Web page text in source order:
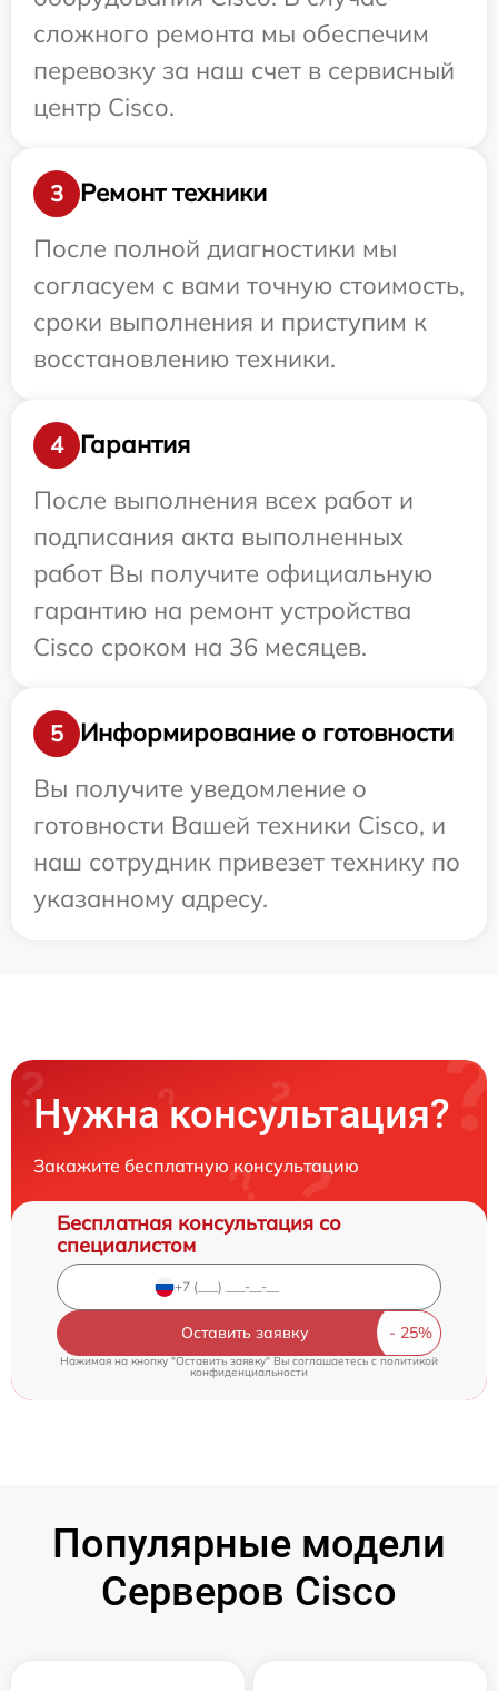
сложного ремонта мы обеспечим
перевозку за наш счет в сервисный
центр Cisco.
3
Ремонт техники
После полной диагностики мы
согласуем с вами точную стоимость,
сроки выполнения и приступим к
восстановлению техники.
4
Гарантия
После выполнения всех работ и
подписания акта выполненных
работ Вы получите официальную
гарантию на ремонт устройства
Cisco сроком на 36 месяцев.
5
Информирование о готовности
Вы получите уведомление о
готовности Вашей техники Cisco, и
наш сотрудник привезет технику по
указанному адресу.
Нужна консультация?
Закажите бесплатную консультацию
Бесплатная консультация со
специалистом
Оставить заявку
Нажимая на кнопку "Оставить заявку" Вы соглашаетесь cполитикой
конфиденциальности
Популярные модели
Серверов Cisco